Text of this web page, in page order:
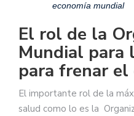
economía mundial
El rol de la
Mundial para
para frenar el
El importante rol de la
salud como lo es la